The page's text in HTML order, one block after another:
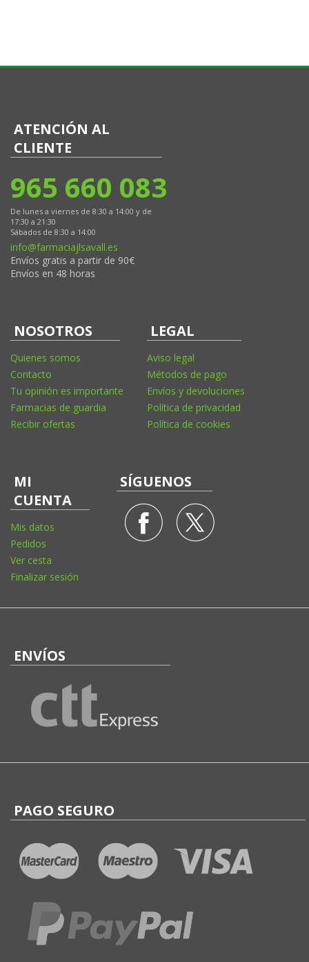
ATENCIÓN AL
CLIENTE
965 660 083
De lunes a viernes de 8:30 a 14:00 y de
17:30 a 21:30
Sábados de 8:30 a 14:00
info@farmaciajlsavall.es
Envíos gratis a partir de 90€
Envíos en 48 horas
NOSOTROS
Quienes somos
Contacto
Tu opinión es importante
Farmacias de guardia
Recibir ofertas
LEGAL
Aviso legal
Métodos de pago
Envíos y devoluciones
Política de privacidad
Política de cookies
MI
CUENTA
Mis datos
Pedidos
Ver cesta
Finalizar sesión
SÍGUENOS
ENVÍOS
PAGO SEGURO